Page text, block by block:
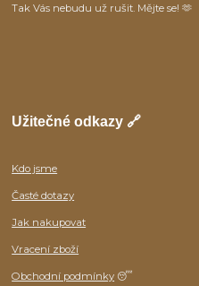
Tak Vás nebudu už rušit. Mějte se! 🫶
Užitečné odkazy 🔗
Kdo jsme
Časté dotazy
Jak nakupovat
Vracení zboží
Obchodní podmínky 😴